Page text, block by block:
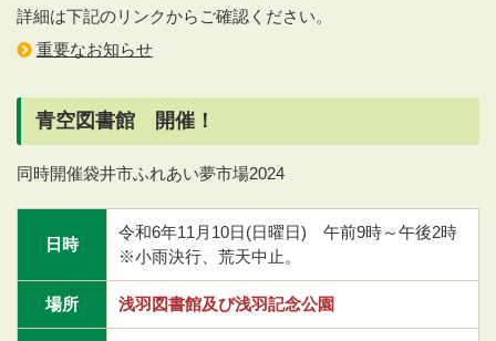
詳細は下記のリンクからご確認ください。
重要なお知らせ
青空図書館 開催！
同時開催袋井市ふれあい夢市場2024
日時
令和6年11月10日(日曜日) 午前9時～午後2時
※小雨決行、荒天中止。
場所 浅羽図書館及び浅羽記念公園